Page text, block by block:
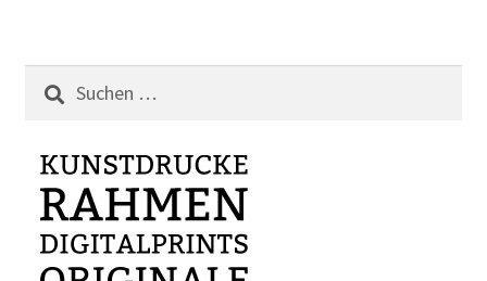
Suchen
nach: